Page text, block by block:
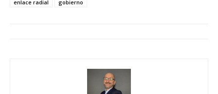
enlace radial gobierno